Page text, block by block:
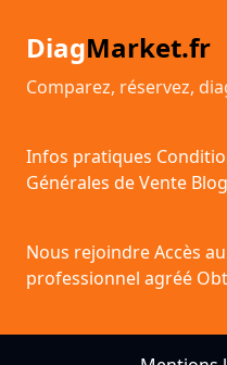
DiagMarket.fr
Comparez, réservez,
Infos pratiques
Générales de Vente Blog
Nous rejoindreAccès
professionnel agréé